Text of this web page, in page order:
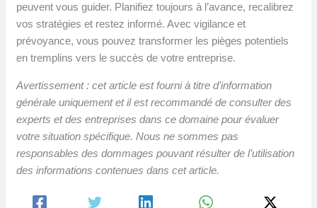
peuvent vous guider. Planifiez toujours à l’avance, recalibrez
vos stratégies et restez informé. Avec vigilance et
prévoyance, vous pouvez transformer les pièges potentiels
en tremplins vers le succès de votre entreprise.
Avertissement : cet article est fourni à titre d’information
générale uniquement et il est recommandé de consulter des
experts et des entreprises dans ce domaine pour évaluer
votre situation spécifique. Nous ne sommes pas
responsables des dommages pouvant résulter de l’utilisation
des informations contenues dans cet article.